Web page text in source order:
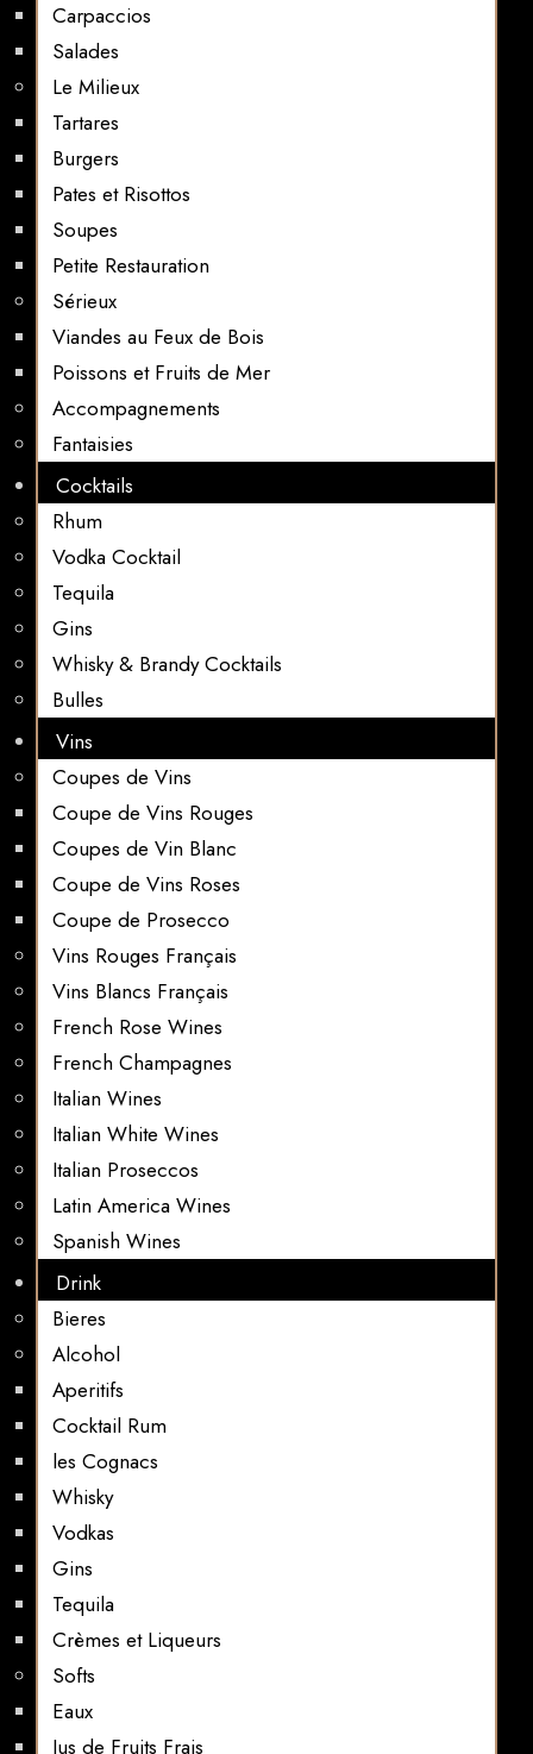
Carpaccios
Salades
Le Milieux
Tartares
Burgers
Pates et Risottos
Soupes
Petite Restauration
Sérieux
Viandes au Feux de Bois
Poissons et Fruits de Mer
Accompagnements
Fantaisies
Cocktails
Rhum
Vodka Cocktail
Tequila
Gins
Whisky & Brandy Cocktails
Bulles
Vins
Coupes de Vins
Coupe de Vins Rouges
Coupes de Vin Blanc
Coupe de Vins Roses
Coupe de Prosecco
Vins Rouges Français
Vins Blancs Français
French Rose Wines
French Champagnes
Italian Wines
Italian White Wines
Italian Proseccos
Latin America Wines
Spanish Wines
Drink
Bieres
Alcohol
Aperitifs
Cocktail Rum
les Cognacs
Whisky
Vodkas
Gins
Tequila
Crèmes et Liqueurs
Softs
Eaux
Jus de Fruits Frais